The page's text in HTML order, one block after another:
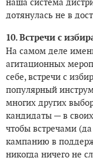
наша система
дотянулась не в
10. Встречи с
На самом деле
агитационных
себе, встречи с
популярный
многих других
кандидаты — в
чтобы встречами
кампанию в
никогда ничего не